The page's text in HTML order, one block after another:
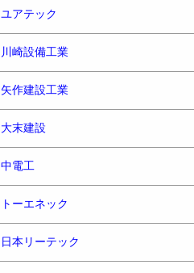
ユアテック
川崎設備工業
矢作建設工業
大末建設
中電工
トーエネック
日本リーテック